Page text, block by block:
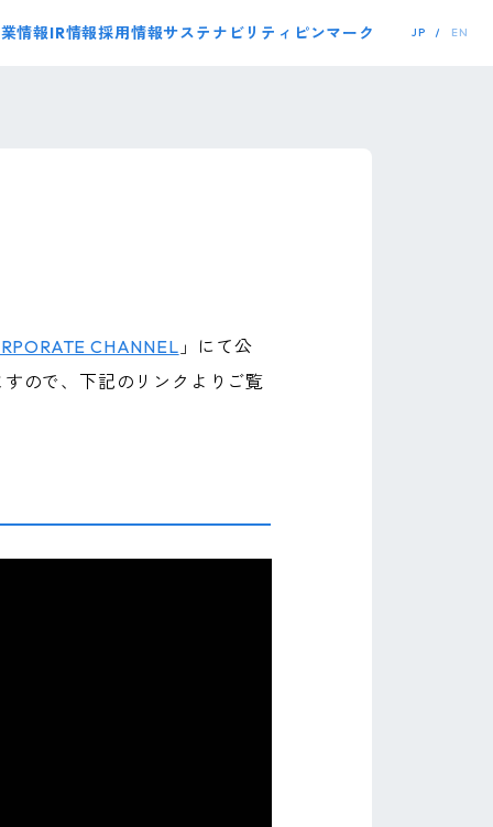
情報IR情報採用情報サステナビリティ ピンマーク JP EN
CHANNEL 」にて公
ので、下記のリンクよりご覧